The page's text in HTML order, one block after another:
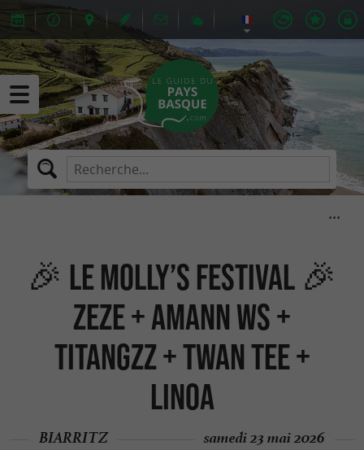
🎉 Le Molly’s Festival 🎉
ZEZE + Amann WS +
Titangzz + Twan Tee +
Linoa
BIARRITZ samedi 23 mai 2026